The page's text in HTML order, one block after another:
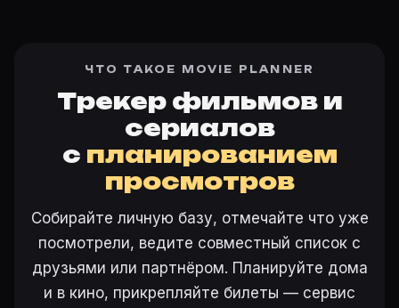
ЧТО ТАКОЕ MOVIE PLANNER
Трекер фильмов и
сериалов
с планированием
просмотров
Собирайте личную базу, отмечайте что уже
посмотрели, ведите совместный список с
друзьями или партнёром. Планируйте дома
и в кино, прикрепляйте билеты — сервис